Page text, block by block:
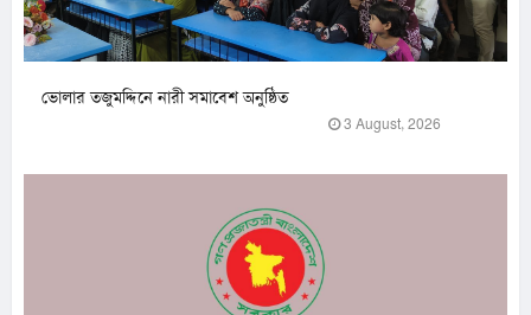
ভোলার তজুমদ্দিনে নারী সমাবেশ অনুষ্ঠিত
3 August, 2026